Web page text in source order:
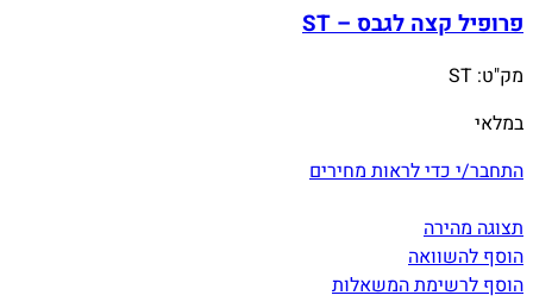
פרופיל קצה לגבס – ST
מק"ט: ST
במלאי
התחבר/י כדי לראות מחירים
תצוגה מהירה
הוסף להשוואה
הוסף לרשימת המשאלות